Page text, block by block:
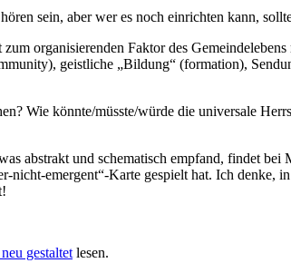
sein, aber wer es noch einrichten kann,
organisierenden Faktor des
geistliche „Bildung“ (formation),
Wie könnte/müsste/würde die universale
abstrakt und schematisch empfand, findet bei
emergent“-Karte gespielt hat. Ich denke,
gestaltet lesen.